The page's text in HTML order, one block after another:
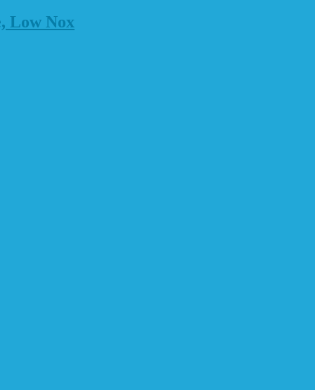
Low Nox